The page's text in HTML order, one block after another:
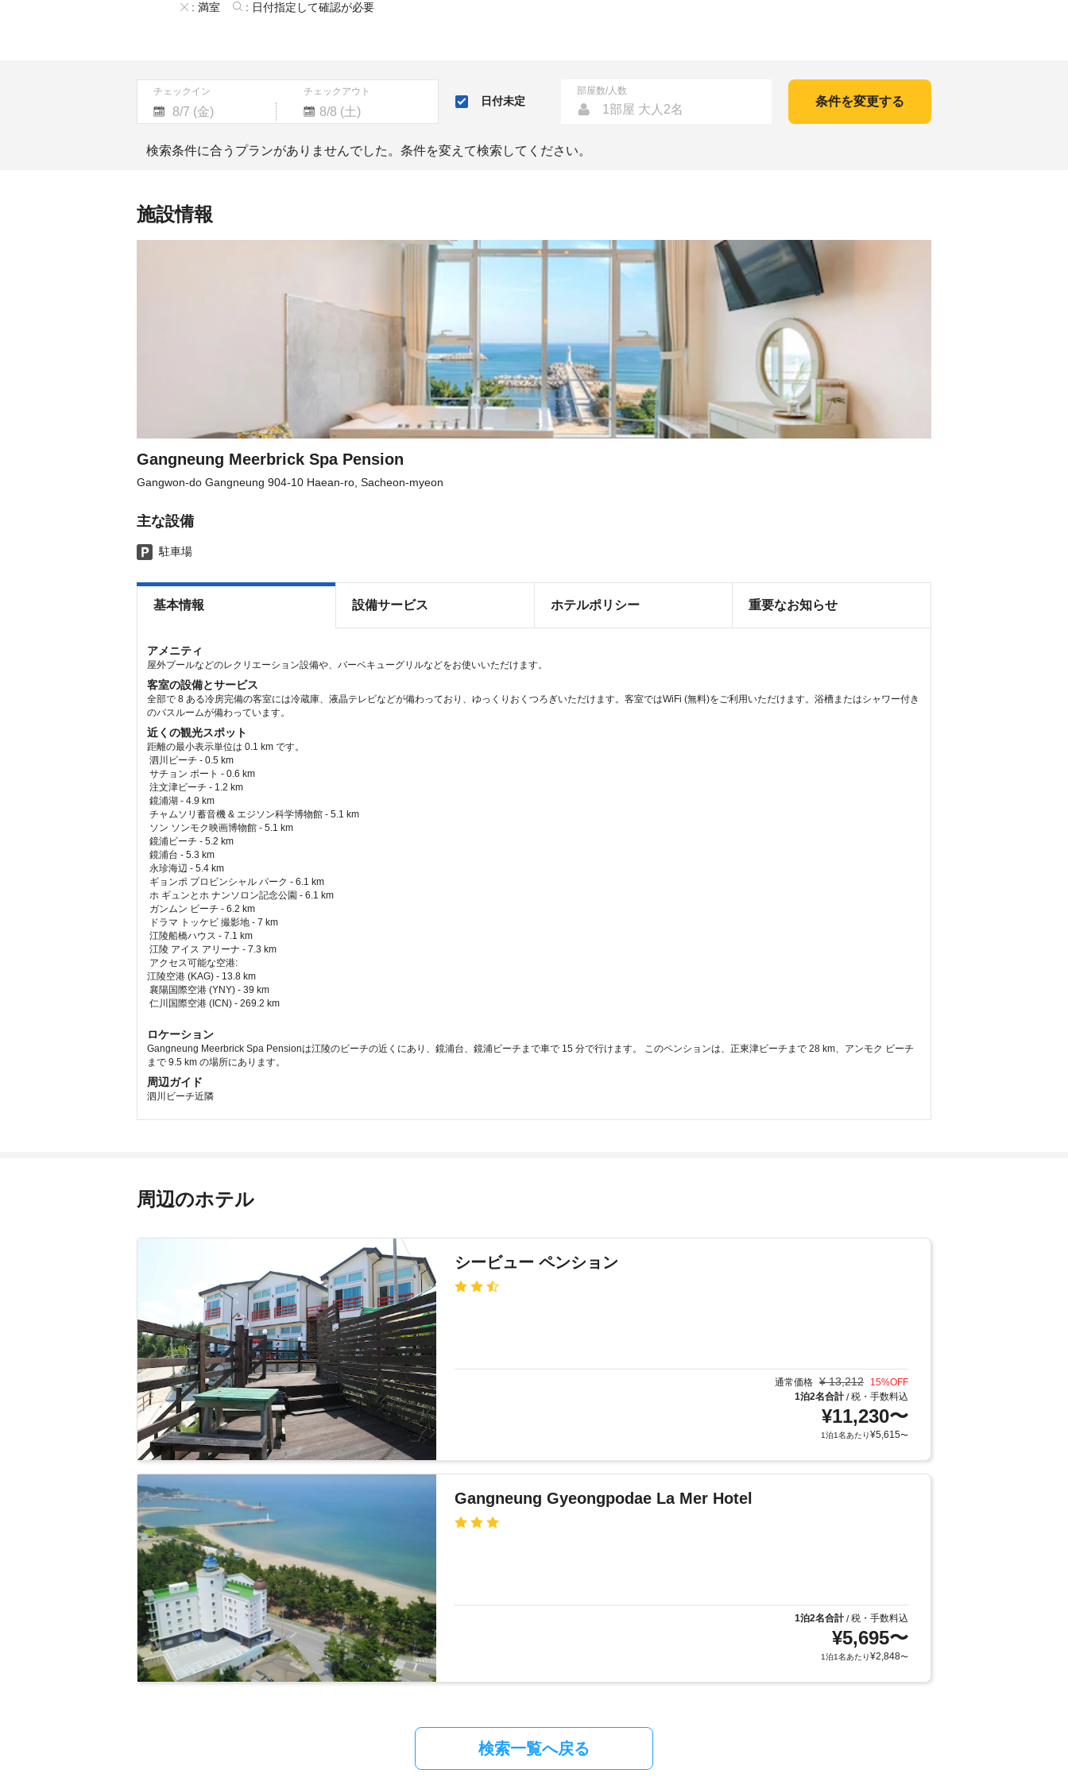
: 満室 : 日付指定して確認が必要
チェックイン チェックアウト
Navigate
forward
to
calendar
and
select
changing
dates.
Navigate
to
select
the
shortcuts
changing
dates.
日付未定
部屋数/人数
1部屋 大人2名
条件を変更する
検索条件に合うプランがありませんでした。条件を変えて検索してください。
施設情報
Gangneung Meerbrick Spa Pension
Gangwon-do Gangneung 904-10 Haean-ro, Sacheon-myeon
主な設備
駐車場
基本情報 設備サービス ホテルポリシー 重要なお知らせ
アメニティ
屋外プールなどのレクリエーション設備や、バーベキューグリルなどをお使いいただけます。
客室の設備とサービス
全部で 8 ある冷房完備の客室には冷蔵庫、液晶テレビなどが備わっており、ゆっくりおくつろぎいただけます。客室ではWiFi (無料)をご利用いただけます。浴槽またはシャワー付き
のバスルームが備わっています。
近くの観光スポット
距離の最小表示単位は 0.1 km です。
泗川ビーチ - 0.5 km
サチョン ポート - 0.6 km
注文津ビーチ - 1.2 km
鏡浦湖 - 4.9 km
チャムソリ蓄音機 & エジソン科学博物館 - 5.1 km
ソン ソンモク映画博物館 - 5.1 km
鏡浦ビーチ - 5.2 km
鏡浦台 - 5.3 km
永珍海辺 - 5.4 km
ギョンポ プロビンシャル パーク - 6.1 km
ホ ギュンとホ ナンソロン記念公園 - 6.1 km
ガンムン ビーチ - 6.2 km
ドラマ トッケビ 撮影地 - 7 km
江陵船橋ハウス - 7.1 km
江陵 アイス アリーナ - 7.3 km
アクセス可能な空港:
江陵空港 (KAG) - 13.8 km
襄陽国際空港 (YNY) - 39 km
仁川国際空港 (ICN) - 269.2 km
ロケーション
Gangneung Meerbrick Spa Pensionは江陵のビーチの近くにあり、鏡浦台、鏡浦ビーチまで車で 15 分で行けます。 このペンションは、正東津ビーチまで 28 km、アンモク ビーチ
まで 9.5 km の場所にあります。
周辺ガイド
泗川ビーチ近隣
周辺のホテル
シービュー ペンション
通常価格 ¥ 13,212 15%OFF
1泊2名合計/税・手数料込
¥11,230〜
1泊1名あたり¥5,615〜
Gangneung Gyeongpodae La Mer Hotel
1泊2名合計/税・手数料込
¥5,695〜
1泊1名あたり¥2,848〜
検索一覧へ戻る